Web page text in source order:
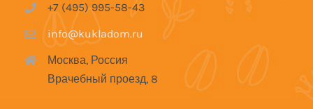
+7 (495) 995-58-43
info@kukladom.ru
Москва, Россия
Врачебный проезд, 8